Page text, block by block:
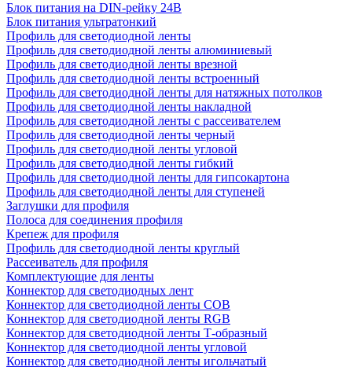
Блок питания на DIN-рейку 24В
Блок питания ультратонкий
Профиль для светодиодной ленты
Профиль для светодиодной ленты алюминиевый
Профиль для светодиодной ленты врезной
Профиль для светодиодной ленты встроенный
Профиль для светодиодной ленты для натяжных потолков
Профиль для светодиодной ленты накладной
Профиль для светодиодной ленты с рассеивателем
Профиль для светодиодной ленты черный
Профиль для светодиодной ленты угловой
Профиль для светодиодной ленты гибкий
Профиль для светодиодной ленты для гипсокартона
Профиль для светодиодной ленты для ступеней
Заглушки для профиля
Полоса для соединения профиля
Крепеж для профиля
Профиль для светодиодной ленты круглый
Рассеиватель для профиля
Комплектующие для ленты
Коннектор для светодиодных лент
Коннектор для светодиодной ленты COB
Коннектор для светодиодной ленты RGB
Коннектор для светодиодной ленты Т-образный
Коннектор для светодиодной ленты угловой
Коннектор для светодиодной ленты игольчатый